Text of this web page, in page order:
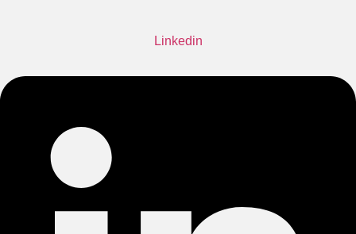
Linkedin